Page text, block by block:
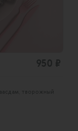
950 ₽
творожный